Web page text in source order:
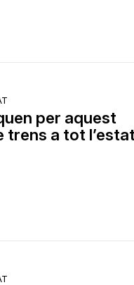
per aquest
trens a tot